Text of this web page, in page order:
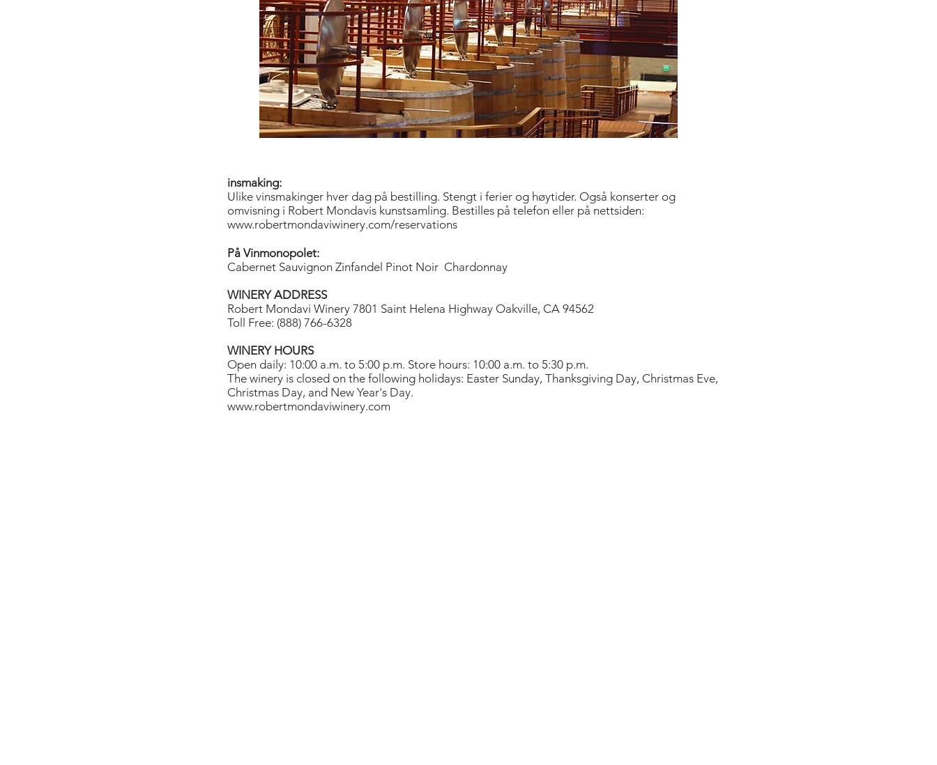
insmaking:
Ulike vinsmakinger hver dag på bestilling. Stengt i ferier og høytider. Også konserter og
omvisning i Robert Mondavis kunstsamling. Bestilles på telefon eller på nettsiden:
www.robertmondaviwinery.com/reservations
På Vinmonopolet:
Cabernet Sauvignon Zinfandel Pinot Noir Chardonnay
WINERY ADDRESS
Robert Mondavi Winery 7801 Saint Helena Highway Oakville, CA 94562
Toll Free: (888) 766-6328
WINERY HOURS
Open daily: 10:00 a.m. to 5:00 p.m. Store hours: 10:00 a.m. to 5:30 p.m.
The winery is closed on the following holidays: Easter Sunday, Thanksgiving Day, Christmas Eve,
Christmas Day, and New Year's Day.
www.robertmondaviwinery.com